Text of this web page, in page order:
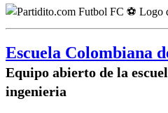
Escuela Colombiana
Equipo abierto de la
ingenieria